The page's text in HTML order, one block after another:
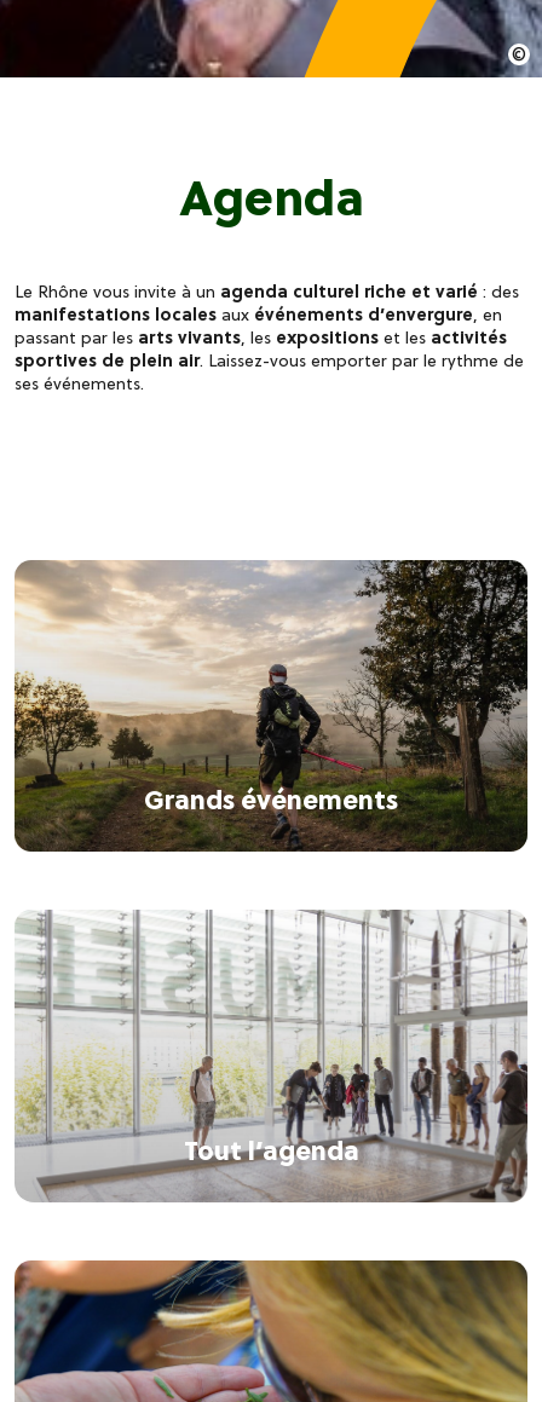
Agenda
Le Rhône vous invite à un agenda culturel riche et varié : des
manifestations locales aux événements d’envergure, en
passant par les arts vivants, les expositions et les activités
sportives de plein air. Laissez-vous emporter par le rythme de
ses événements.
Grands événements
Tout l’agenda